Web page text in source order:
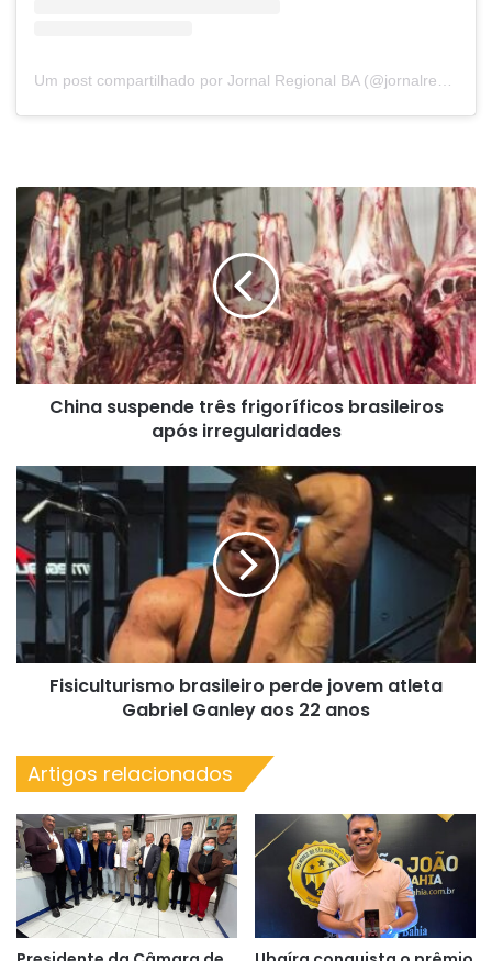
China
suspende
três
frigoríficos
brasileiros
após
irregularidades
China suspende três frigoríficos brasileiros
após irregularidades
Fisiculturismo
brasileiro
perde
jovem
atleta
Gabriel
Ganley
22
Fisiculturismo brasileiro perde jovem atleta
Gabriel Ganley aos 22 anos
Artigos relacionados